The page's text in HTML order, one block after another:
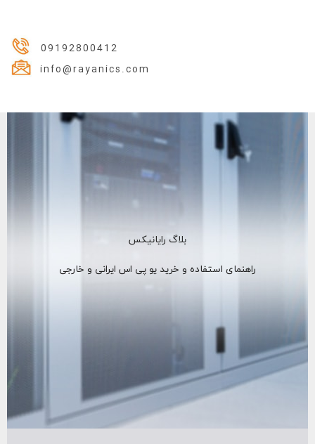
09192800412
info@rayanics.com
بلاگ رایانیکس
راهنمای استفاده و خرید یو پی اس ایرانی و خارجی